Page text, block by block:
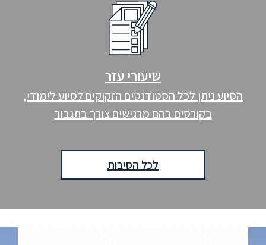
שיעורי עזר
הסיוע ניתן לכל הסטודנטים הזקוקים לסיוע לימודי,
בקורסים בהם מרגישים צורך בתגבור
לכל הסיבות